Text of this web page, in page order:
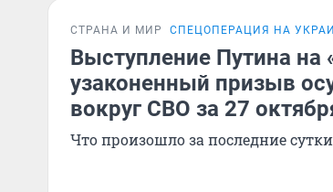
СТРАНА И МИР СПЕЦОПЕРАЦИЯ НА
Выступление Путина на
узаконенный призыв
вокруг СВО за 27
Что произошло за последние сутки